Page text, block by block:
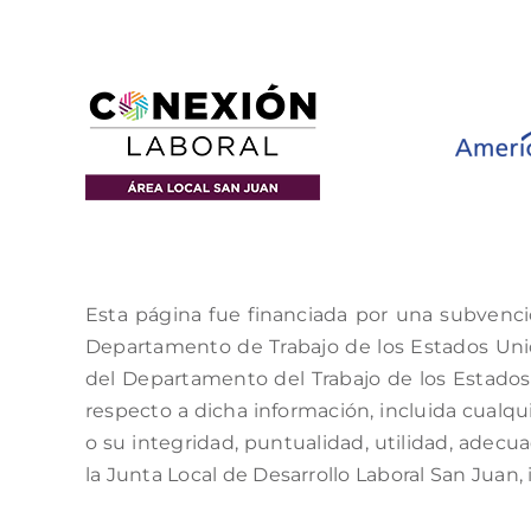
Esta página fue financiada por una
Departamento de Trabajo de los Estados
del Departamento del Trabajo de los
respecto a dicha información, incluida
o su integridad, puntualidad, utilidad,
la Junta Local de Desarrollo Laboral San